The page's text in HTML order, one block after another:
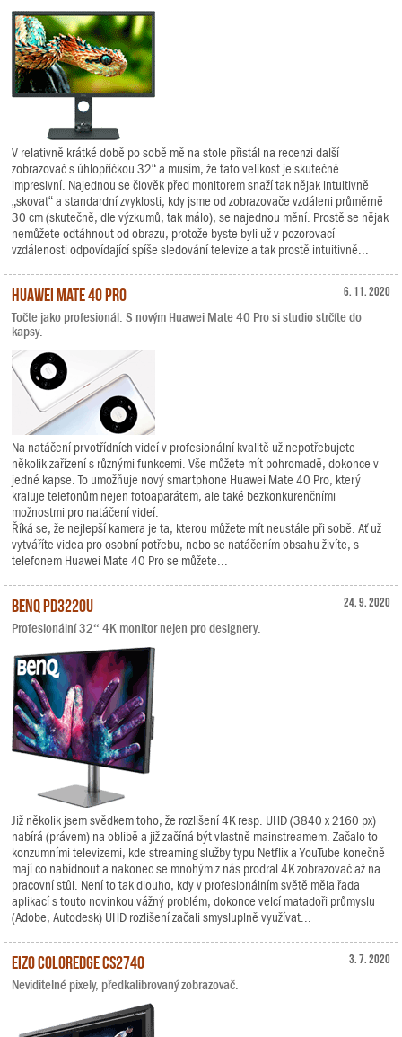
V relativně krátké době po sobě mě na stole přistál na recenzi další
zobrazovač s úhlopříčkou 32“ a musím, že tato velikost je skutečně
impresivní. Najednou se člověk před monitorem snaží tak nějak intuitivně
„skovat“ a standardní zvyklosti, kdy jsme od zobrazovače vzdáleni průměrně
30 cm (skutečně, dle výzkumů, tak málo), se najednou mění. Prostě se nějak
nemůžete odtáhnout od obrazu, protože byste byli už v pozorovací
vzdálenosti odpovídající spíše sledování televize a tak prostě intuitivně...
6. 11. 2020
Huawei Mate 40 Pro
Točte jako profesionál. S novým Huawei Mate 40 Pro si studio strčíte do
kapsy.
Na natáčení prvotřídních videí v profesionální kvalitě už nepotřebujete
několik zařízení s různými funkcemi. Vše můžete mít pohromadě, dokonce v
jedné kapse. To umožňuje nový smartphone Huawei Mate 40 Pro, který
kraluje telefonům nejen fotoaparátem, ale také bezkonkurenčními
možnostmi pro natáčení videí.
Říká se, že nejlepší kamera je ta, kterou můžete mít neustále při sobě. Ať už
vytváříte videa pro osobní potřebu, nebo se natáčením obsahu živíte, s
telefonem Huawei Mate 40 Pro se můžete...
24. 9. 2020
BenQ PD3220U
Profesionální 32“ 4K monitor nejen pro designery.
Již několik jsem svědkem toho, že rozlišení 4K resp. UHD (3840 x 2160 px)
nabírá (právem) na oblibě a již začíná být vlastně mainstreamem. Začalo to
konzumními televizemi, kde streaming služby typu Netflix a YouTube konečně
mají co nabídnout a nakonec se mnohým z nás prodral 4K zobrazovač až na
pracovní stůl. Není to tak dlouho, kdy v profesionálním světě měla řada
aplikací s touto novinkou vážný problém, dokonce velcí matadoři průmyslu
(Adobe, Autodesk) UHD rozlišení začali smysluplně využívat...
3. 7. 2020
EIZO ColorEdge CS2740
Neviditelné pixely, předkalibrovaný zobrazovač.